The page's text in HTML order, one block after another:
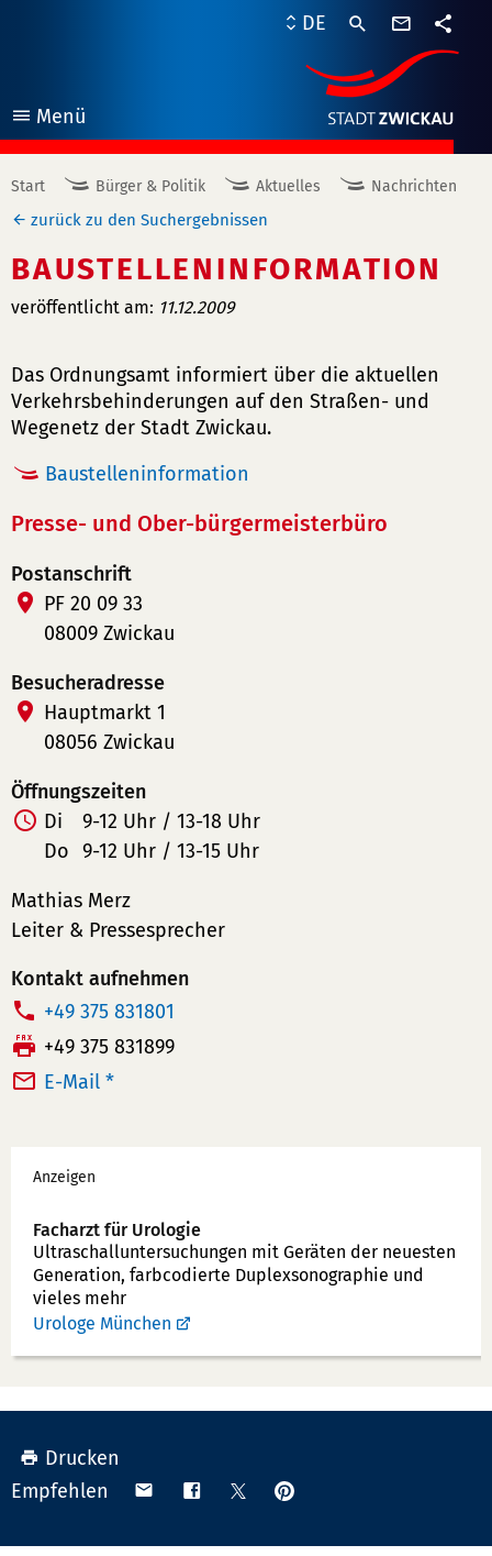
Menü
öffnen
DE
Start Bürger & Politik Aktuelles Nachrichten
zurück zu den Suchergebnissen
BAUSTELLENINFORMATION
veröffentlicht am: 11.12.2009
Das Ordnungsamt informiert über die aktuellen
Verkehrsbehinderungen auf den Straßen- und
Wegenetz der Stadt Zwickau.
Baustelleninformation
Presse- und Ober-bürgermeisterbüro
Postanschrift
PF 20 09 33
08009 Zwickau
Besucheradresse
Hauptmarkt 1
08056 Zwickau
Öffnungszeiten
Di
9-12 Uhr / 13-18 Uhr
Do 9-12 Uhr / 13-15 Uhr
Mathias Merz
Leiter & Pressesprecher
Kontakt aufnehmen
T
e
l
n
u
m
m
e
r:
+49 375 831801
F
a
+49 375 831899
E-Mail *
Werbung
Anzeigen
Facharzt für Urologie
Ultraschallunter­suchungen mit Geräten der neuesten
Generation, farbcodierte Duplex­sonographie und
vieles mehr
Urologe München
Drucken
Empfehlen
Teilen Teilen TeilenAnpinnen